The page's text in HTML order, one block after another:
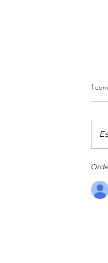
1